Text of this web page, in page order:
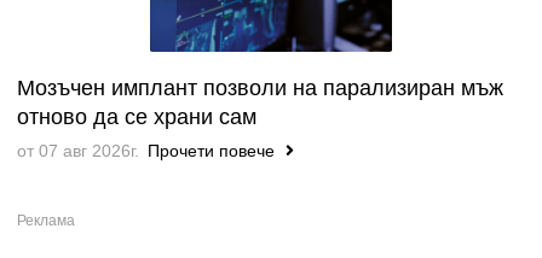
Мозъчен имплант позволи на парализиран мъж
отново да се храни сам
от 07 авг 2026г. Прочети повече